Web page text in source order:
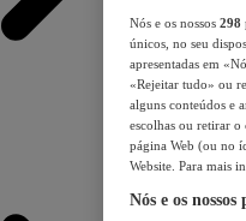
Nós e os nossos 298
únicos, no seu
apresentadas em
«Rejeitar tudo» ou
alguns conteúdos e
escolhas ou retirar
página Web (ou no
Website. Para mais
Nós e os